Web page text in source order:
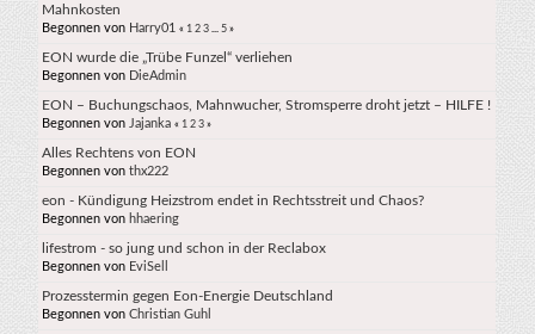
Mahnkosten
Begonnen von Harry01 « 1 2 3 5 »
EON wurde die „Trübe Funzel“ verliehen
Begonnen von DieAdmin
EON – Buchungschaos, Mahnwucher, Stromsperre droht jetzt – HILFE !
Begonnen von Jajanka « 1 2 3 »
Alles Rechtens von EON
Begonnen vonthx222
eon - Kündigung Heizstrom endet in Rechtsstreit und Chaos?
Begonnen von hhaering
lifestrom - so jung und schon in der Reclabox
Begonnen von EviSell
Prozesstermin gegen Eon-Energie Deutschland
Begonnen vonChristian Guhl